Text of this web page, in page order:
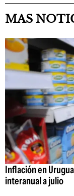
MAS
Inflación en
interanual a julio